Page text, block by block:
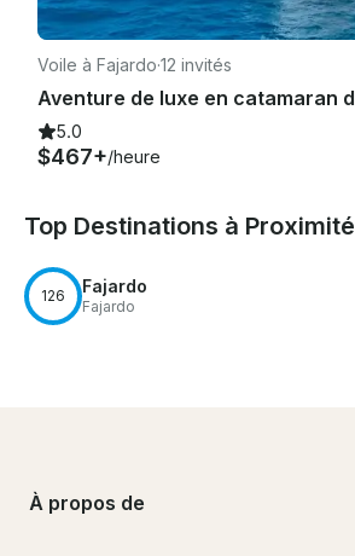
Voile à Fajardo·12 invités
5.0
$467+/heure
Top Destinations à Proximité
126 Fajardo
Fajardo
À propos de